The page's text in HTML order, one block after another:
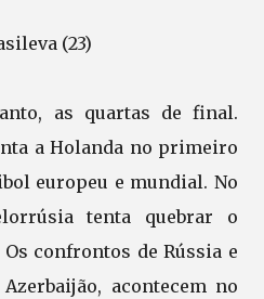
(23)
as quartas de final.
a Holanda no primeiro
europeu e mundial. No
tenta quebrar o
confrontos de Rússia e
acontecem no